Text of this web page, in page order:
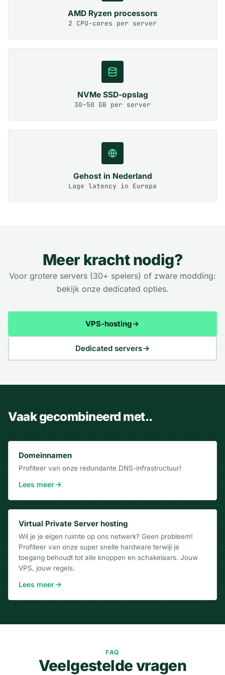
AMD Ryzen processors
2 CPU-cores per server
NVMe SSD-opslag
30–50 GB per server
Gehost in Nederland
Lage latency in Europa
Meer kracht nodig?
Voor grotere servers (30+ spelers) of zware modding:
bekijk onze dedicated opties.
VPS-hosting
Dedicated servers
Vaak gecombineerd met..
Domeinnamen
Profiteer van onze redundante DNS-infrastructuur!
Lees meer
Virtual Private Server hosting
Wil je je eigen ruimte op ons netwerk? Geen probleem!
Profiteer van onze super snelle hardware terwijl je
toegang behoudt tot alle knoppen en schakelaars. Jouw
VPS, jouw regels.
Lees meer
Frequently Asked QuestionsFAQ
Veelgestelde vragen